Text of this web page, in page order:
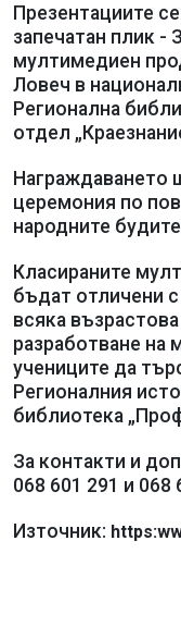
Презентациите
запечатан плик -
мултимедиен
Ловеч в
Регионална
отдел
Награждаването
церемония по
народните
Класираните
бъдат отличени
всяка
разработване на
учениците да
Регионалния
библиотека
За контакти и
068 601 291 и 068
Източник: